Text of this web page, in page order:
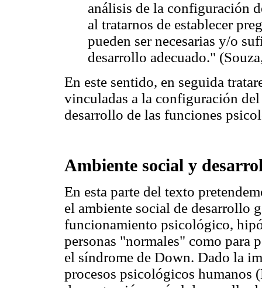
análisis de la configuración
al tratarnos de establecer
pueden ser necesarias y/o
desarrollo adecuado."
En este sentido, en seguida
vinculadas a la configuración
desarrollo de las funciones
Ambiente social y
En esta parte del texto
el ambiente social de desarrollo
funcionamiento psicológico,
personas "normales" como para
el síndrome de Down. Dado la
procesos psicológicos humanos